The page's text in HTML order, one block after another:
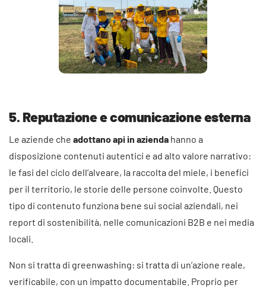
5. Reputazione e comunicazione esterna
Le aziende che adottano api in azienda hanno a
disposizione contenuti autentici e ad alto valore narrativo:
le fasi del ciclo dell’alveare, la raccolta del miele, i benefici
per il territorio, le storie delle persone coinvolte. Questo
tipo di contenuto funziona bene sui social aziendali, nei
report di sostenibilità, nelle comunicazioni B2B e nei media
locali.
Non si tratta di greenwashing: si tratta di un’azione reale,
verificabile, con un impatto documentabile. Proprio per